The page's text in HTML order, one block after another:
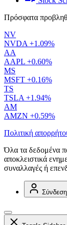
Πρόσφατα
NV
NVDA +1.09%
AA
AAPL +0.60%
MS
MSFT +0.16%
TS
TSLA +1.94%
AM
AMZN +0.59%
Πολιτική
Όλα τα δεδομένα
αποκλειστικά
συναλλαγές ή
Σύνδεση